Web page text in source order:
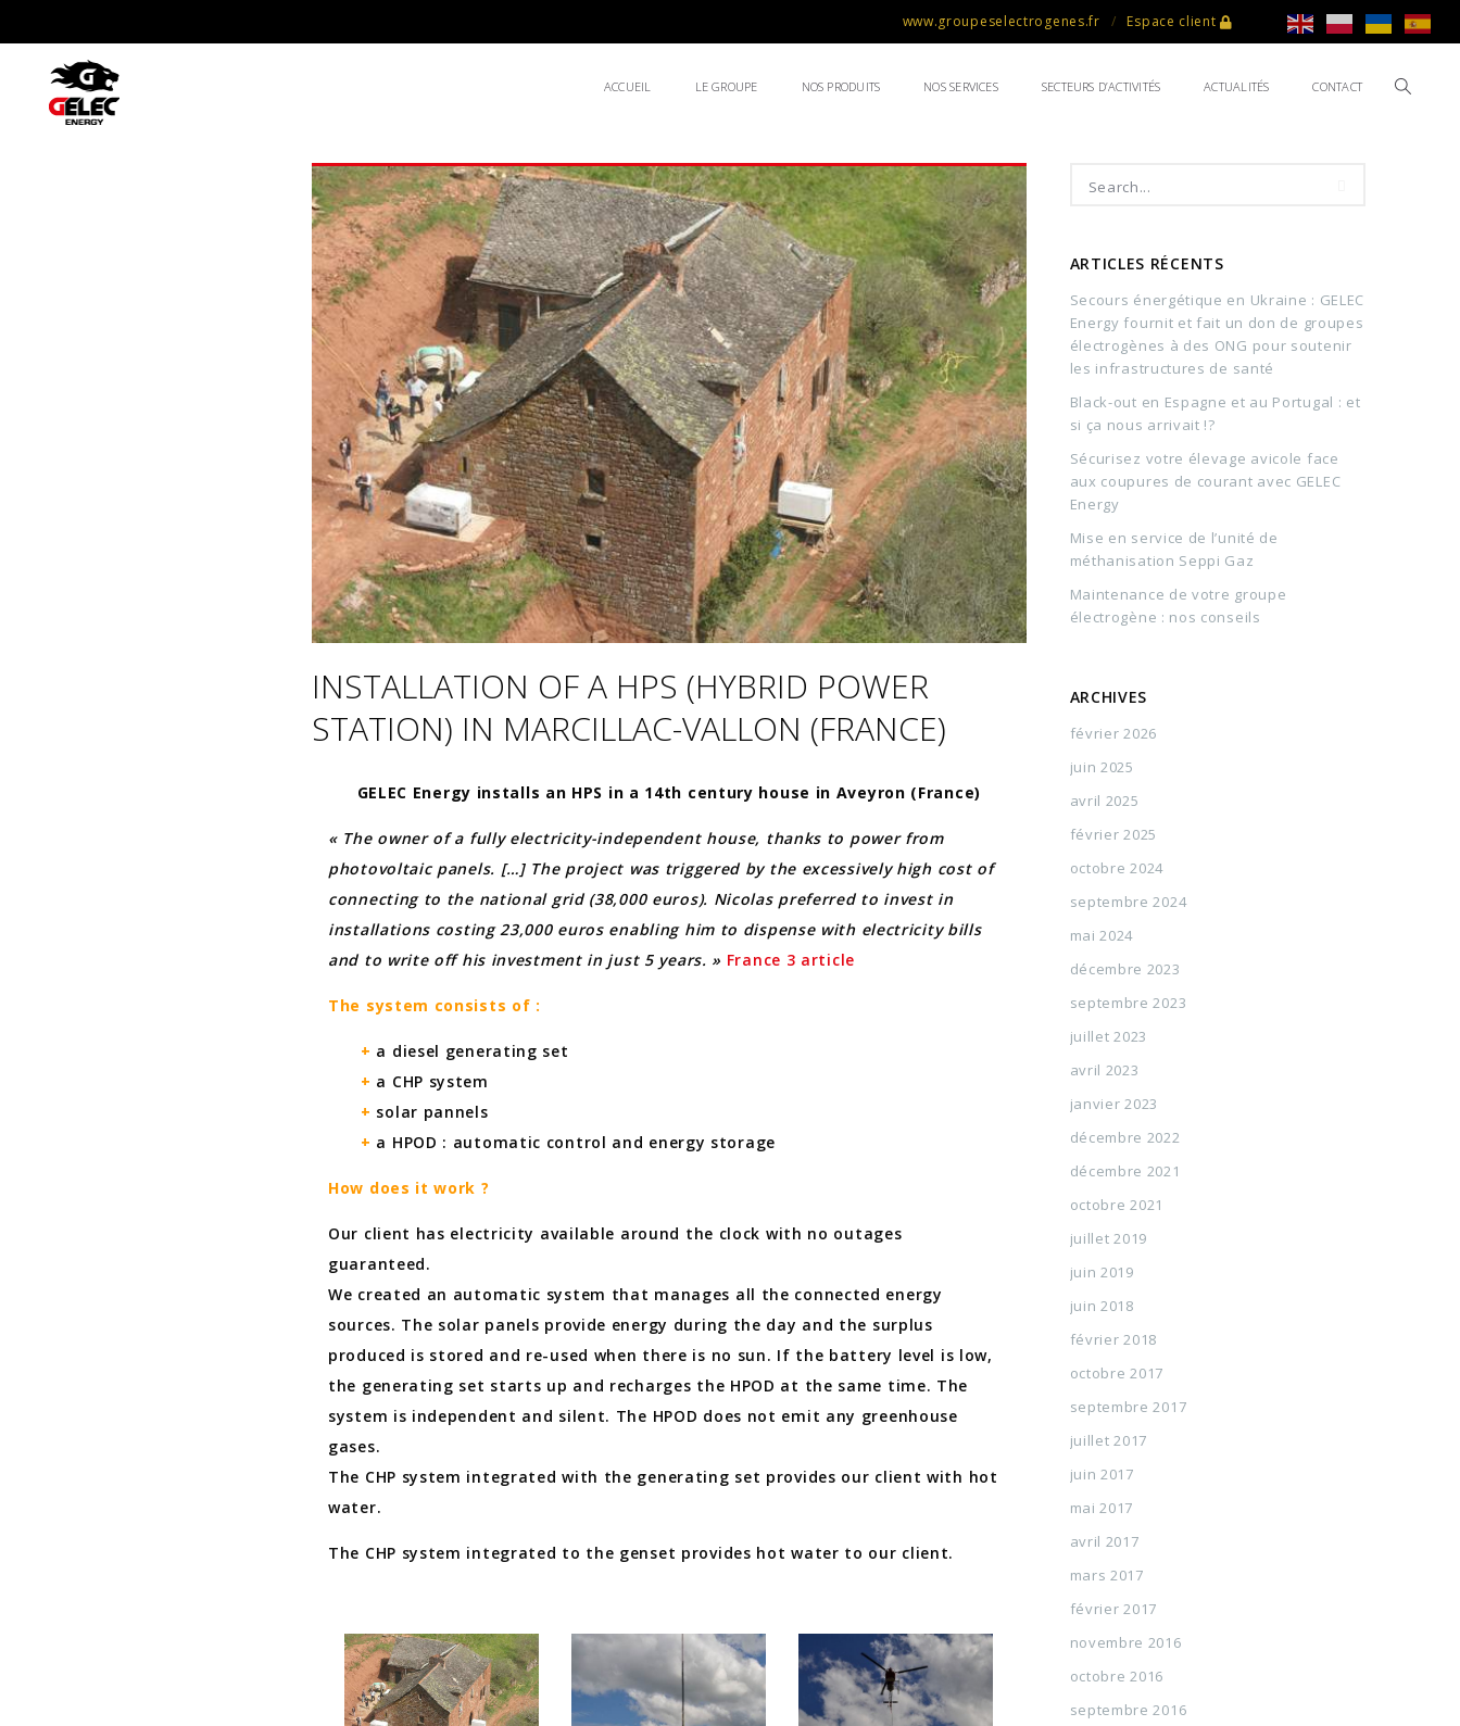
www.groupeselectrogenes.fr Espace client
ACCUEIL LE GROUPE NOS PRODUITS NOS SERVICES SECTEURS D’ACTIVITÉS ACTUALITÉS CONTACT
INSTALLATION OF A HPS (HYBRID POWER
STATION) IN MARCILLAC-VALLON (FRANCE)
GELEC Energy installs an HPS in a 14th century house in Aveyron (France)
« The owner of a fully electricity-independent house, thanks to power from
photovoltaic panels. […] The project was triggered by the excessively high cost of
connecting to the national grid (38,000 euros). Nicolas preferred to invest in
installations costing 23,000 euros enabling him to dispense with electricity bills
and to write off his investment in just 5 years. » France 3 article
The system consists of :
+ a diesel generating set
+ a CHP system
+ solar pannels
+ a HPOD : automatic control and energy storage
How does it work ?
Our client has electricity available around the clock with no outages
guaranteed.
We created an automatic system that manages all the connected energy
sources. The solar panels provide energy during the day and the surplus
produced is stored and re-used when there is no sun. If the battery level is low,
the generating set starts up and recharges the HPOD at the same time. The
system is independent and silent. The HPOD does not emit any greenhouse
gases.
The CHP system integrated with the generating set provides our client with hot
water.
The CHP system integrated to the genset provides hot water to our client.
ARTICLES RÉCENTS
Secours énergétique en Ukraine : GELEC
Energy fournit et fait un don de groupes
électrogènes à des ONG pour soutenir
les infrastructures de santé
Black-out en Espagne et au Portugal : et
si ça nous arrivait !?
Sécurisez votre élevage avicole face
aux coupures de courant avec GELEC
Energy
Mise en service de l’unité de
méthanisation Seppi Gaz
Maintenance de votre groupe
électrogène : nos conseils
ARCHIVES
février 2026
juin 2025
avril 2025
février 2025
octobre 2024
septembre 2024
mai 2024
décembre 2023
septembre 2023
juillet 2023
avril 2023
janvier 2023
décembre 2022
décembre 2021
octobre 2021
juillet 2019
juin 2019
juin 2018
février 2018
octobre 2017
septembre 2017
juillet 2017
juin 2017
mai 2017
avril 2017
mars 2017
février 2017
novembre 2016
octobre 2016
septembre 2016